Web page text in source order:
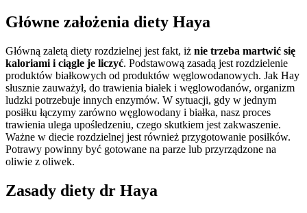
Główne założenia diety Haya
Główną zaletą diety rozdzielnej jest fakt, iż nie trzeba martwić się
kaloriami i ciągle je liczyć. Podstawową zasadą jest rozdzielenie
produktów białkowych od produktów węglowodanowych. Jak Hay
słusznie zauważył, do trawienia białek i węglowodanów, organizm
ludzki potrzebuje innych enzymów. W sytuacji, gdy w jednym
posiłku łączymy zarówno węglowodany i białka, nasz proces
trawienia ulega upośledzeniu, czego skutkiem jest zakwaszenie.
Ważne w diecie rozdzielnej jest również przygotowanie posiłków.
Potrawy powinny być gotowane na parze lub przyrządzone na
oliwie z oliwek.
Zasady diety dr Haya